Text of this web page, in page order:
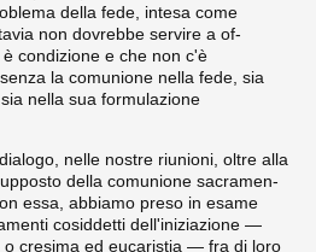
della fede, inte­sa come
non dovrebbe servire a of­
condizione e che non c'è
la comunione nella fede, sia
nella sua formulazione
nelle nostre riunioni, oltre alla
della comunione sacramen­
essa, abbiamo preso in esame
cosiddetti dell'iniziazione —
o cresima ed eucaristia — fra di loro